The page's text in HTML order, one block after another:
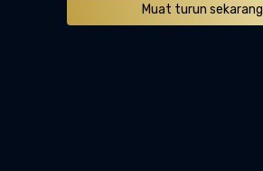
Muat turun sekarang